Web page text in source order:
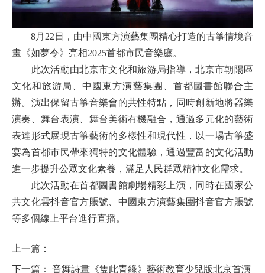
8月22日，由中國東方演藝集團精心打造的古箏情境音
畫《如夢令》亮相2025首都市民音樂廳。
此次活動由北京市文化和旅游局指導，北京市朝陽區
文化和旅游局、中國東方演藝集團、首都圖書館聯合主
辦。演出保留古箏音樂會的共性特點，同時創新地將器樂
演奏、舞台表演、舞台美術有機融合，通過多元化的藝術
表達形式展現古箏藝術的多樣性和現代性，以一場古箏盛
宴為首都市民帶來獨特的文化體驗，通過豐富的文化活動
進一步提升公眾文化素養，滿足人民群眾精神文化需求。
此次活動在首都圖書館劇場精彩上演，同時在國家公
共文化雲抖音官方賬號、中國東方演藝集團抖音官方賬號
等多個線上平台進行直播。
上一篇：
下一篇： 音舞詩畫《隻此青綠》藝術教育少兒版北京首演